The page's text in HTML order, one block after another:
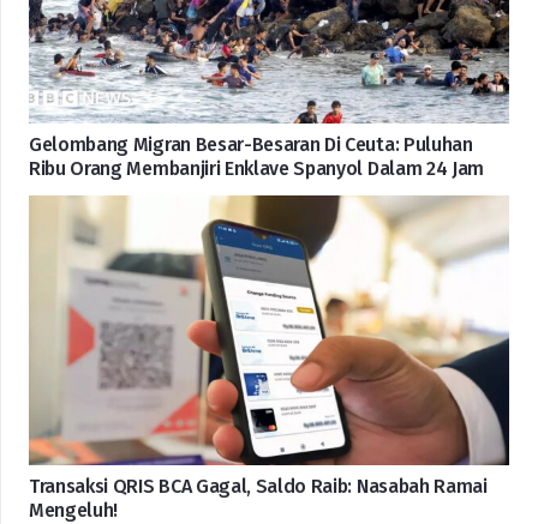
Gelombang Migran Besar-Besaran Di Ceuta: Puluhan
Ribu Orang Membanjiri Enklave Spanyol Dalam 24 Jam
Transaksi QRIS BCA Gagal, Saldo Raib: Nasabah Ramai
Mengeluh!